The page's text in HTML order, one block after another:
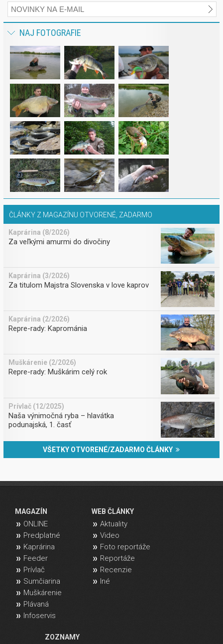
NAJ FOTOGRAFIE
ČLÁNKY Z MAGAZÍNU OTVORENÉ, ZADARMO
Kaprárina (8/2026)
Za veľkými amurmi do divočiny
Kaprárina (3/2026)
Za titulom Majstra Slovenska v love kaprov
Kaprárina (2/2026)
Repre-rady: Kaprománia
Muškárenie (2/2026)
Repre-rady: Muškárim celý rok
Prívlač (12/2025)
Naša výnimočná ryba – hlavátka
podunajská, 1. časť
VŠETKY OTVORENÉ/ZADARMO ČLÁNKY
MAGAZÍN
ONLINE
Predplatné
Kaprárina
Feeder
Prívlač
Sumčiarina
Muškárenie
Plávaná
Infoservis
WEB ČLÁNKY
Aktuality
Video
Foto reportáže
Reportáže
Recenzie
Iné
ZOZNAMY